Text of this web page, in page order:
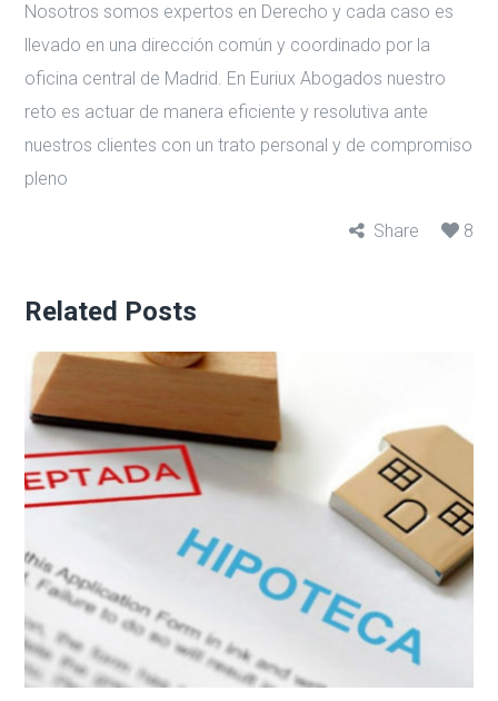
Nosotros somos expertos en Derecho y cada caso es
llevado en una dirección común y coordinado por la
oficina central de Madrid. En Euriux Abogados nuestro
reto es actuar de manera eficiente y resolutiva ante
nuestros clientes con un trato personal y de compromiso
pleno
Share 8
Related Posts